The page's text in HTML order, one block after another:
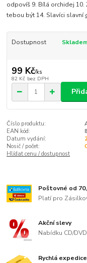
odpovíš 9. Bílá orchidej 10.
tebou být 14. Slavíci slavní
Dostupnost
99 Kč/ks
82 Kč bez DPH
Číslo produktu:
EAN kód:
Datum vydání:
Nosič / počet:
Hlídat cenu / dostupnost
Poštovné od
Platí pro
Akční slevy
Nabídku CD/
Rychlá expedice